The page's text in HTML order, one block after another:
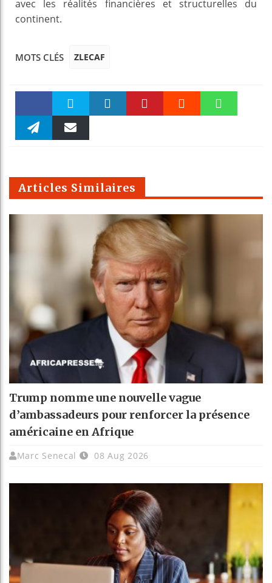
avec les réalités financières et structurelles du
continent.
MOTS CLÉS ZLECAF
Faceboo Twitter
m
Articles Similaires
Trump nomme une nouvelle vague
d’ambassadeurs pour renforcer la présence
américaine en Afrique
Marc Senecal 08 Aug 2026